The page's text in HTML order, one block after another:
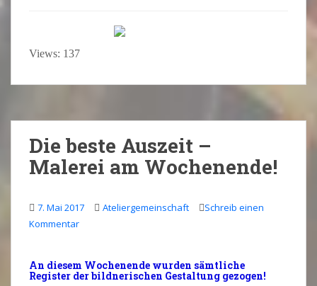
Views: 137
Die beste Auszeit –
Malerei am Wochenende!
7. Mai 2017 Ateliergemeinschaft
Schreib einen
Kommentar
An diesem Wochenende wurden sämtliche
Register der bildnerischen Gestaltung gezogen!